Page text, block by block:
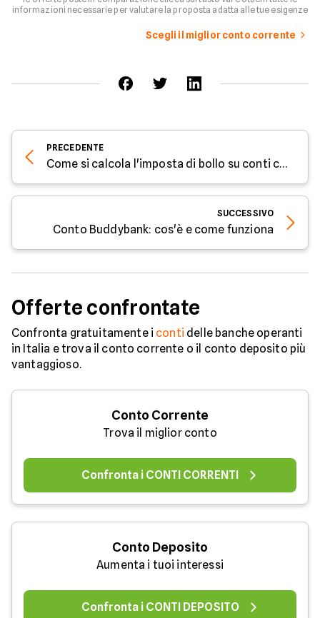
informazioni necessarie per valutare la proposta adatta alle tue esigenze
Scegli il miglior conto corrente
PRECEDENTE
Come si calcola l'imposta di bollo su conti correnti e libretti di risparmio
SUCCESSIVO
Conto Buddybank: cos'è e come funziona
Offerte confrontate
Confronta gratuitamente i conti delle banche operanti
in Italia e trova il conto corrente o il conto deposito più
vantaggioso.
Conto Corrente
Trova il miglior conto
Confronta i CONTI CORRENTI
Conto Deposito
Aumenta i tuoi interessi
Confronta i CONTI DEPOSITO